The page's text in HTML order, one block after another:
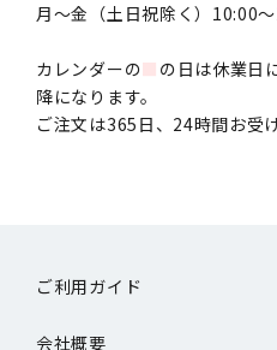
月〜金（土日祝除く）10:00
カレンダーの■ の日は休業日
降になります。
ご注文は365日、24時間お受
ご利用ガイド
会社概要